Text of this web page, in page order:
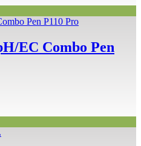
EC Combo Pen